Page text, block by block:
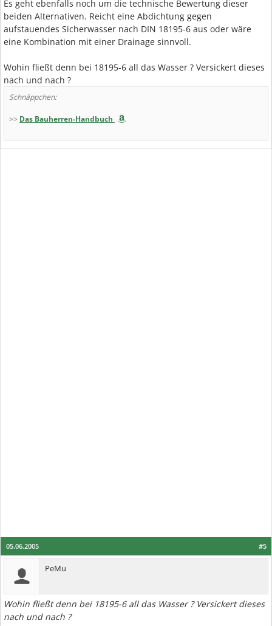
Es geht ebenfalls noch um die technische Bewertung dieser
beiden Alternativen. Reicht eine Abdichtung gegen
aufstauendes Sicherwasser nach DIN 18195-6 aus oder wäre
eine Kombination mit einer Drainage sinnvoll.
Wohin fließt denn bei 18195-6 all das Wasser ? Versickert dieses
nach und nach ?
Schnäppchen:
>> Das Bauherren-Handbuch
#5
05.06.2005
PeMu
Wohin fließt denn bei 18195-6 all das Wasser ? Versickert dieses
nach und nach ?